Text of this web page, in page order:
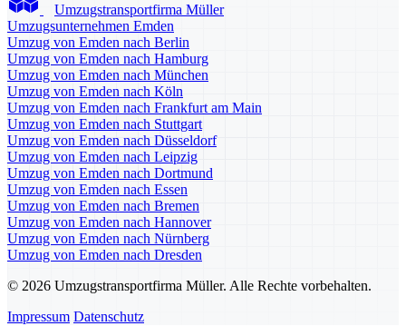
Umzugstransportfirma Müller
Umzugsunternehmen Emden
Umzug von Emden nach Berlin
Umzug von Emden nach Hamburg
Umzug von Emden nach München
Umzug von Emden nach Köln
Umzug von Emden nach Frankfurt am Main
Umzug von Emden nach Stuttgart
Umzug von Emden nach Düsseldorf
Umzug von Emden nach Leipzig
Umzug von Emden nach Dortmund
Umzug von Emden nach Essen
Umzug von Emden nach Bremen
Umzug von Emden nach Hannover
Umzug von Emden nach Nürnberg
Umzug von Emden nach Dresden
© 2026 Umzugstransportfirma Müller. Alle Rechte vorbehalten.
Impressum Datenschutz